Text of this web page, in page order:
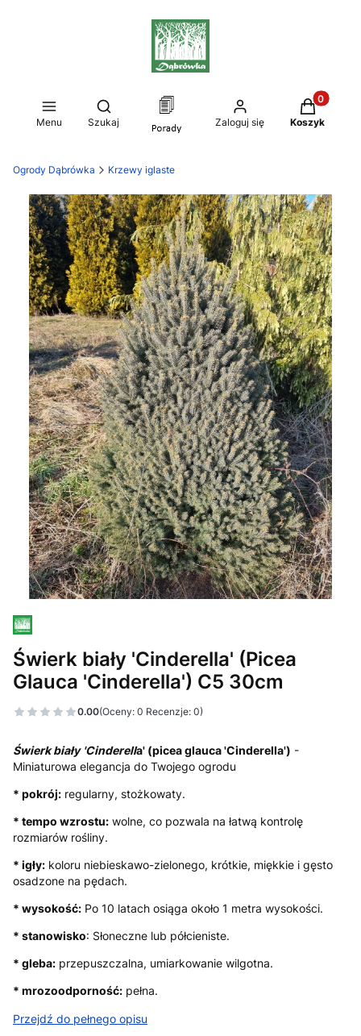
Menu
Otwórz wyszukiwarkę
Szukaj Zaloguj się
Produkty
Koszyk
Ogrody Dąbrówka Krzewy iglaste
Świerk biały 'Cinderella' (Picea
Glauca 'Cinderella') C5 30cm
0.00(Oceny: 0 Recenzje: 0)
Świerk biały 'Cinderella' (picea glauca 'Cinderella') -
Miniaturowa elegancja do Twojego ogrodu
* pokrój: regularny, stożkowaty.
* tempo wzrostu: wolne, co pozwala na łatwą kontrolę
rozmiarów rośliny.
* igły: koloru niebieskawo-zielonego, krótkie, miękkie i gęsto
osadzone na pędach.
* wysokość: Po 10 latach osiąga około 1 metra wysokości.
* stanowisko: Słoneczne lub półcieniste.
* gleba: przepuszczalna, umiarkowanie wilgotna.
* mrozoodporność: pełna.
Przejdź do pełnego opisu